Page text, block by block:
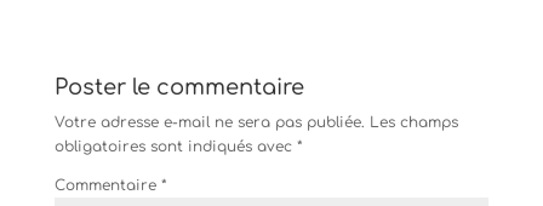
Poster le commentaire
Votre adresse e-mail ne sera pas publiée. Les champs
obligatoires sont indiqués avec *
Commentaire *